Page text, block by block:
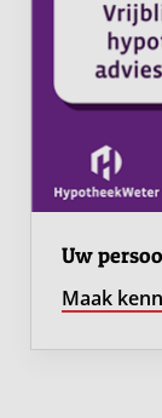
•3 fijne
•2
•2
•Moderne
ligbad,
•Aparte
•Rolluiken,
•Prachtig
Altenawal,
Uw
Maak